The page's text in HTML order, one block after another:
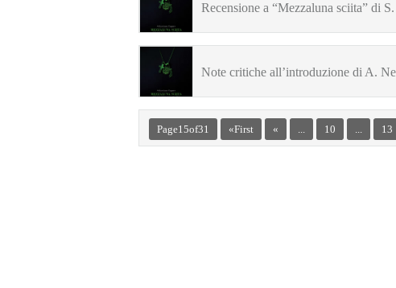
Recensione a “Mezzaluna sciita” di
Note critiche all’introduzione di A.
Page 15 of 31 « First « ... 10 ... 13